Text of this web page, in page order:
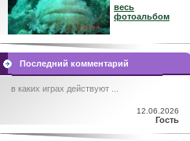
весь
фотоальбом
Последний комментарий
в каких играх действуют ...
12.06.2026
Гость